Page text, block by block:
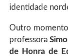
identidade
Outro
professora
de Honra de